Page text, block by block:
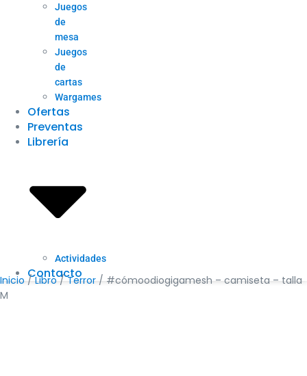
Juegos
de
mesa
Juegos
de
cartas
Wargames
Ofertas
Preventas
Librería
Actividades
Contacto
Inicio /Libro/Terror / #cómoodiogigamesh – camiseta – talla
M